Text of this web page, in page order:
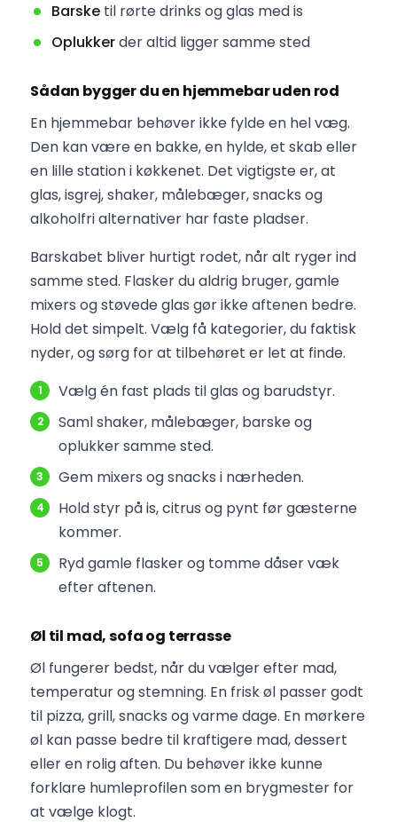
Barske til rørte drinks og glas med is
Oplukkerder altid ligger samme sted
Sådan bygger du en hjemmebar uden rod
En hjemmebar behøver ikke fylde en hel væg.
Den kan være en bakke, en hylde, et skab eller
en lille station i køkkenet. Det vigtigste er, at
glas, isgrej, shaker, målebæger, snacks og
alkoholfri alternativer har faste pladser.
Barskabet bliver hurtigt rodet, når alt ryger ind
samme sted. Flasker du aldrig bruger, gamle
mixers og støvede glas gør ikke aftenen bedre.
Hold det simpelt. Vælg få kategorier, du faktisk
nyder, og sørg for at tilbehøret er let at finde.
Vælg én fast plads til glas og barudstyr.
Saml shaker, målebæger, barske og
oplukker samme sted.
Gem mixers og snacks i nærheden.
Hold styr på is, citrus og pynt før gæsterne
kommer.
Ryd gamle flasker og tomme dåser væk
efter aftenen.
Øl til mad, sofa og terrasse
Øl fungerer bedst, når du vælger efter mad,
temperatur og stemning. En frisk øl passer godt
til pizza, grill, snacks og varme dage. En mørkere
øl kan passe bedre til kraftigere mad, dessert
eller en rolig aften. Du behøver ikke kunne
forklare humleprofilen som en brygmester for
at vælge klogt.